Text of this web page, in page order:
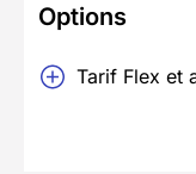
Options
Tarif Flex et